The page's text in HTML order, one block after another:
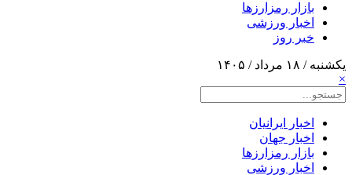
بازار رمزارزها
اخبار ورزشی
خبر روز
یکشنبه / ۱۸ مرداد / ۱۴۰۵
×
اخبار ایرانیان
اخبار جهان
بازار رمزارزها
اخبار ورزشی